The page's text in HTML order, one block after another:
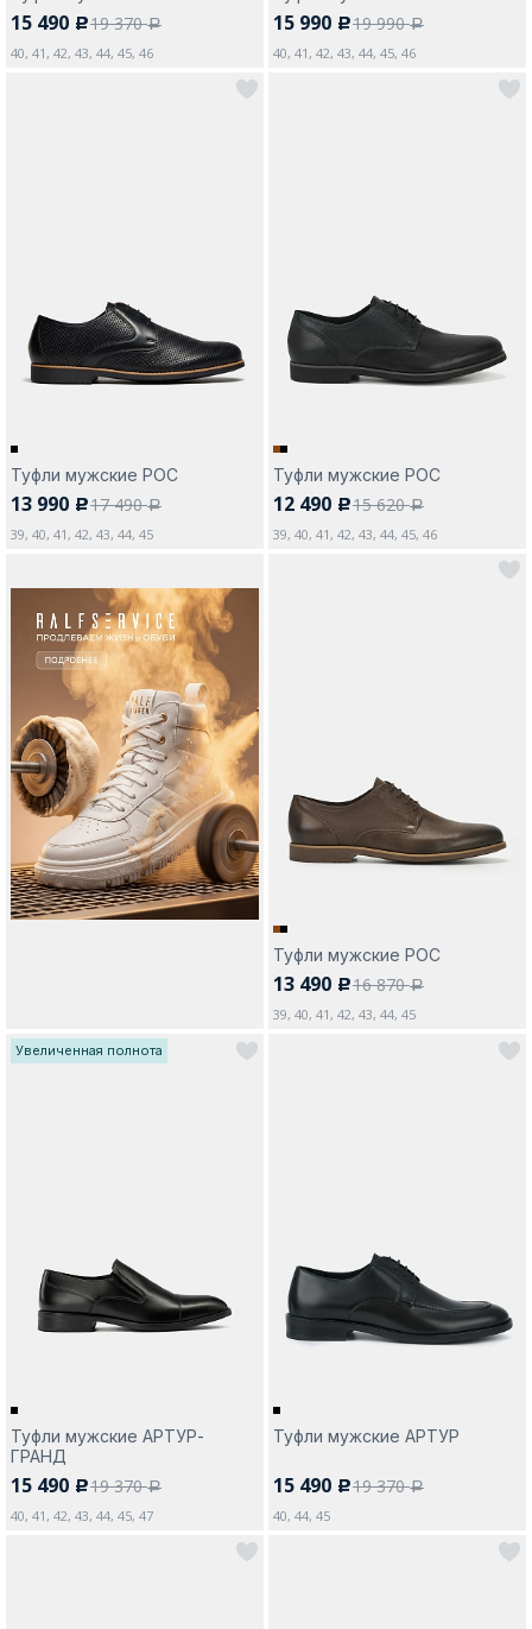
15 490 c19 370a
40, 41, 42, 43, 44, 45, 46
15 990 c19 990a
40, 41, 42, 43, 44, 45, 46
Туфли мужские РОС
13 990 c17 490a
39, 40, 41, 42, 43, 44, 45
Туфли мужские РОС
12 490 c15 620a
39, 40, 41, 42, 43, 44, 45, 46
Туфли мужские РОС
13 490 c16 870a
39, 40, 41, 42, 43, 44, 45
Увеличенная полнота
Туфли мужские АРТУР-
ГРАНД
15 490 c19 370a
40, 41, 42, 43, 44, 45, 47
Туфли мужские АРТУР
15 490 c19 370a
40, 44, 45